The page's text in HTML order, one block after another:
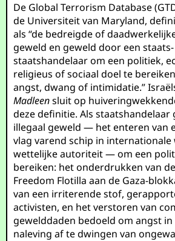
De Global Terrorism Database
de Universiteit van Maryland,
als “de bedreigde of
geweld en geweld door een
staatshandelaar om een politiek,
religieus of sociaal doel te
angst, dwang of intimidatie.”
Madleensluit op
deze definitie. Als staatshandelaar
illegaal geweld — het enteren van
vlag varend schip in
wettelijke autoriteit — om een
bereiken: het onderdrukken van
Freedom Flotilla aan de Gaza-
van een irriterende stof,
activisten, en het verstoren van
gewelddaden bedoeld om angst
naleving af te dwingen van